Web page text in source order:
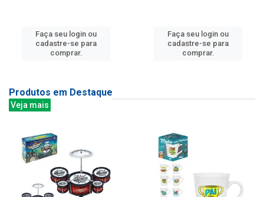
Faça seu login ou
cadastre-se para
comprar.
Faça seu login ou
cadastre-se para
comprar.
Produtos em Destaque
Veja mais